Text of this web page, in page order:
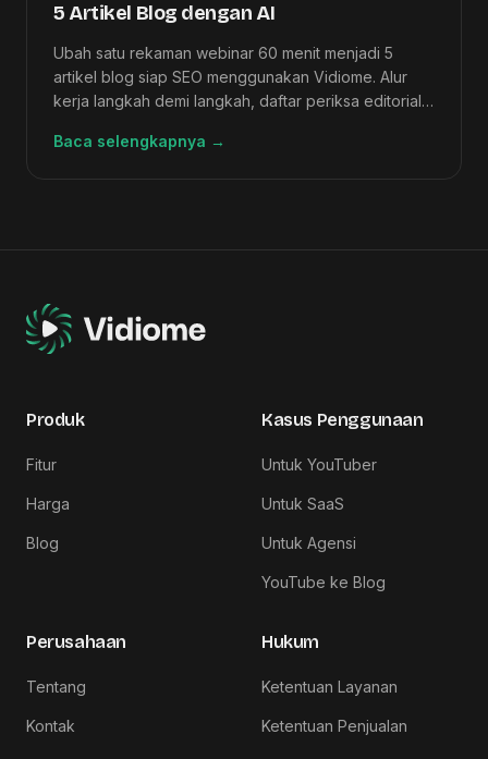
5 Artikel Blog dengan AI
Ubah satu rekaman webinar 60 menit menjadi 5
artikel blog siap SEO menggunakan Vidiome. Alur
kerja langkah demi langkah, daftar periksa editorial,
Baca selengkapnya →
Produk
Fitur
Harga
Blog
Kasus Penggunaan
Untuk YouTuber
Untuk SaaS
Untuk Agensi
YouTube ke Blog
Perusahaan
Tentang
Kontak
Hukum
Ketentuan Layanan
Ketentuan Penjualan